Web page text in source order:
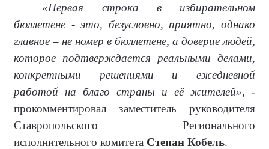
«Первая строка в избирательном
бюллетене - это, безусловно, приятно, однако
главное – не номер в бюллетене, а доверие людей,
которое подтверждается реальными делами,
конкретными решениями и ежедневной
работой на благо страны и её жителей», -
прокомментировал заместитель руководителя
Ставропольского Регионального
исполнительного комитета Степан Кобель.